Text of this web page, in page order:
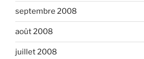
septembre 2008
août 2008
juillet 2008